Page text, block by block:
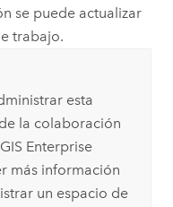
se puede actualizar
trabajo.
esta
la colaboración
Enterprise
más información
un espacio de